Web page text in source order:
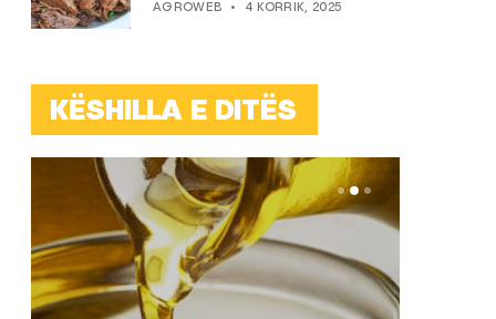
AGROWEB 4 KORRIK, 2025
KËSHILLA E DITËS